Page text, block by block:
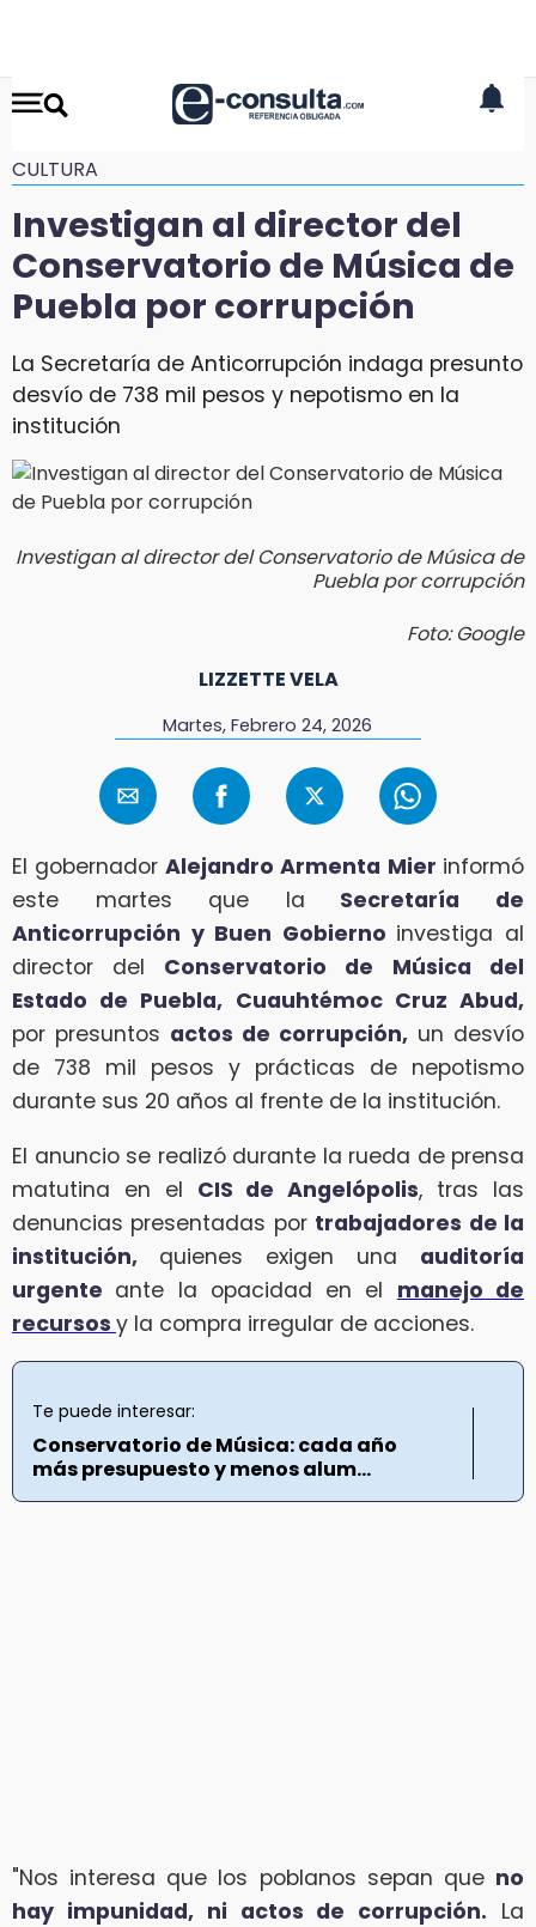
CULTURA
Investigan al director del
Conservatorio de Música de
Puebla por corrupción
La Secretaría de Anticorrupción indaga presunto
desvío de 738 mil pesos y nepotismo en la
institución
Investigan al director del Conservatorio de Música de
Puebla por corrupción
Foto: Google
LIZZETTE VELA
Martes, Febrero 24, 2026
El gobernador Alejandro Armenta Mier informó
este martes que la Secretaría de
Anticorrupción y Buen Gobierno investiga al
director del Conservatorio de Música del
Estado de Puebla, Cuauhtémoc Cruz Abud,
por presuntos actos de corrupción, un desvío
de 738 mil pesos y prácticas de nepotismo
durante sus 20 años al frente de la institución.
El anuncio se realizó durante la rueda de prensa
matutina en el CIS de Angelópolis, tras las
denuncias presentadas por trabajadores de la
institución, quienes exigen una auditoría
urgente ante la opacidad en el manejo de
recursos y la compra irregular de acciones.
Te puede interesar:
Conservatorio de Música: cada año
más presupuesto y menos alum...
"Nos interesa que los poblanos sepan que no
hay impunidad, ni actos de corrupción. La